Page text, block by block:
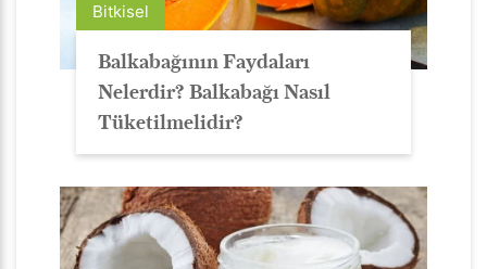
Bitkisel
Balkabağının Faydaları
Nelerdir? Balkabağı Nasıl
Tüketilmelidir?